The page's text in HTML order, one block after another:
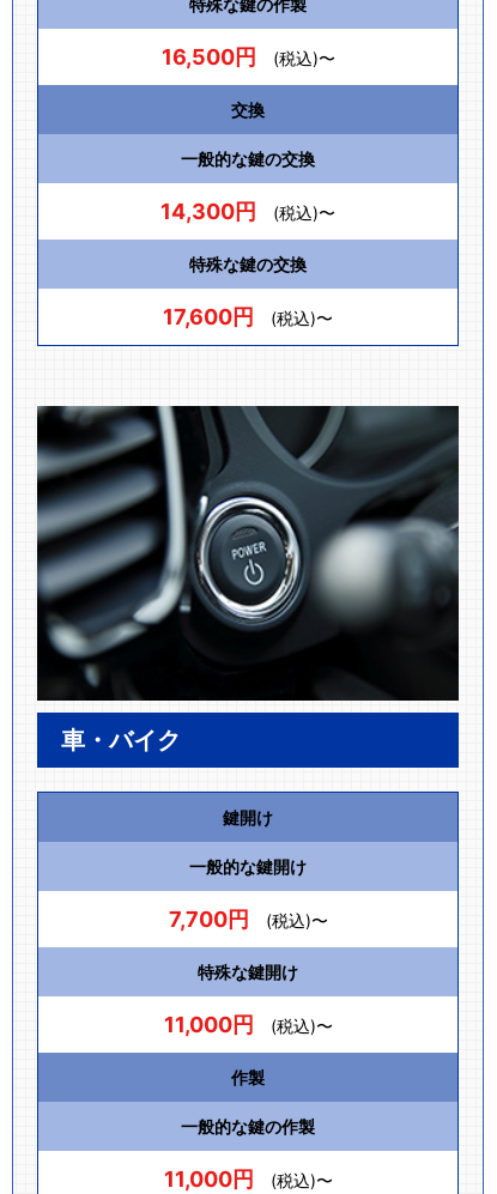
16,500円 (税込)〜
交換
一般的な鍵の交換
14,300円 (税込)〜
特殊な鍵の交換
17,600円 (税込)〜
車・バイク
鍵開け
一般的な鍵開け
7,700円 (税込)〜
特殊な鍵開け
11,000円 (税込)〜
作製
一般的な鍵の作製
11,000円 (税込)〜